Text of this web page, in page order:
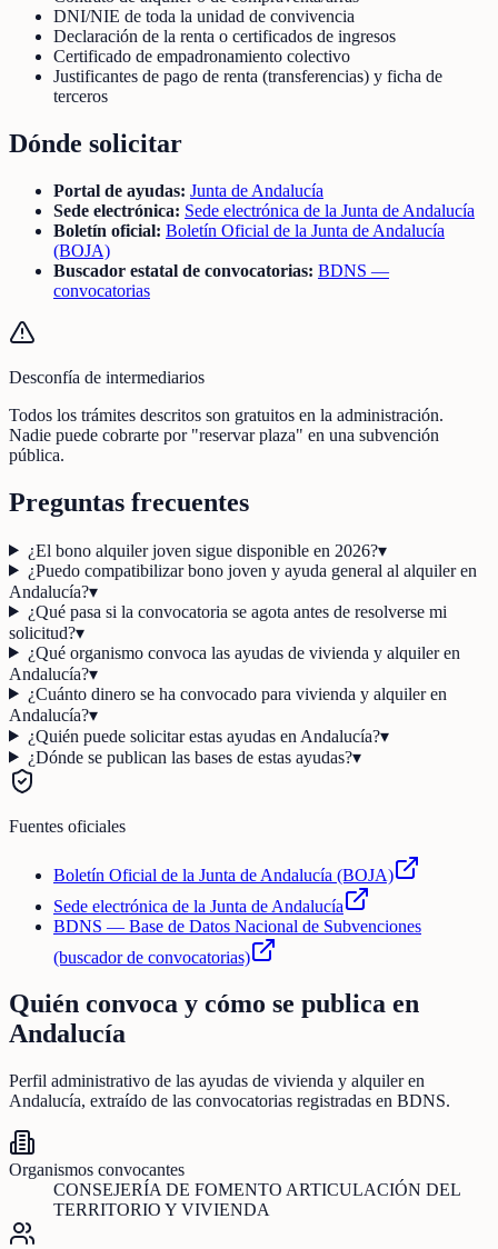
DNI/NIE de toda la unidad de convivencia
Declaración de la renta o certificados de ingresos
Certificado de empadronamiento colectivo
Justificantes de pago de renta (transferencias) y ficha de
terceros
Dónde solicitar
Portal de ayudas: Junta de Andalucía
Sede electrónica: Sede electrónica de la Junta de Andalucía
Boletín oficial: Boletín Oficial de la Junta de Andalucía
(BOJA)
Buscador estatal de convocatorias: BDNS —
convocatorias
Desconfía de intermediarios
Todos los trámites descritos son gratuitos en la administración.
Nadie puede cobrarte por "reservar plaza" en una subvención
pública.
Preguntas frecuentes
¿El bono alquiler joven sigue disponible en 2026?▾
¿Puedo compatibilizar bono joven y ayuda general al alquiler en
Andalucía?▾
¿Qué pasa si la convocatoria se agota antes de resolverse mi
solicitud?▾
¿Qué organismo convoca las ayudas de vivienda y alquiler en
Andalucía?▾
¿Cuánto dinero se ha convocado para vivienda y alquiler en
Andalucía?▾
¿Quién puede solicitar estas ayudas en Andalucía?▾
¿Dónde se publican las bases de estas ayudas?▾
Fuentes oficiales
Boletín Oficial de la Junta de Andalucía (BOJA)
Sede electrónica de la Junta de Andalucía
BDNS — Base de Datos Nacional de Subvenciones
(buscador de convocatorias)
Quién convoca y cómo se publica en
Andalucía
Perfil administrativo de las ayudas de vivienda y alquileren
Andalucía, extraído de las convocatorias registradas en BDNS.
Organismos convocantes
CONSEJERÍA DE FOMENTO ARTICULACIÓN DEL
TERRITORIO Y VIVIENDA